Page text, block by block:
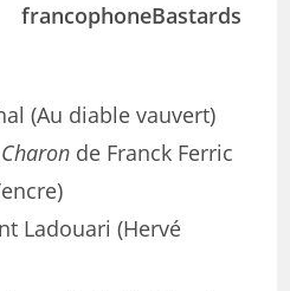
(Au diable vauvert)
de Franck Ferric
Ladouari (Hervé